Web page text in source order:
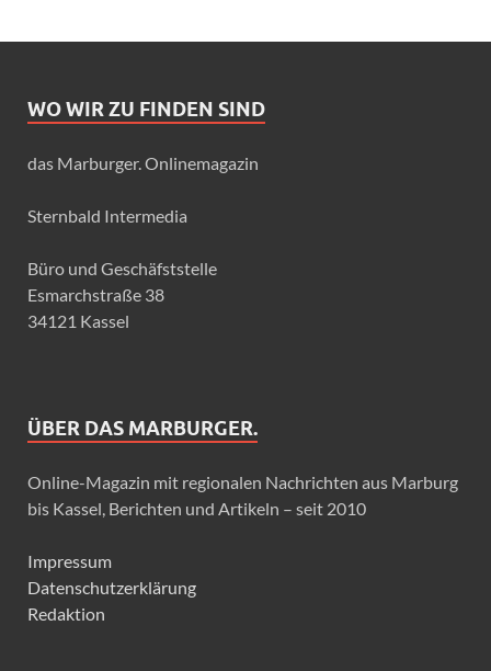
WO WIR ZU FINDEN SIND
das Marburger. Onlinemagazin
Sternbald Intermedia
Büro und Geschäfststelle
Esmarchstraße 38
34121 Kassel
ÜBER DAS MARBURGER.
Online-Magazin mit regionalen Nachrichten aus Marburg
bis Kassel, Berichten und Artikeln – seit 2010
Impressum
Datenschutzerklärung
Redaktion